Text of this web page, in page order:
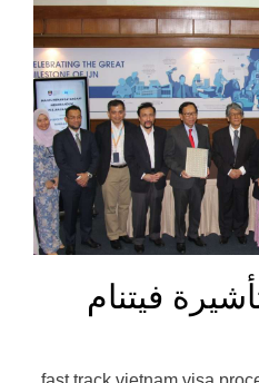
فيتنام